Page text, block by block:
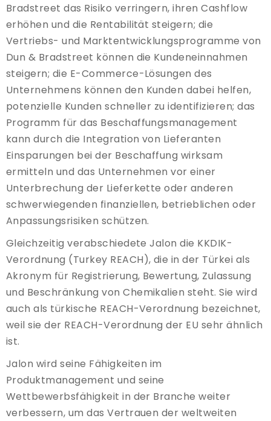
Bradstreet das Risiko verringern, ihren Cashflow
erhöhen und die Rentabilität steigern; die
Vertriebs- und Marktentwicklungsprogramme von
Dun & Bradstreet können die Kundeneinnahmen
steigern; die E-Commerce-Lösungen des
Unternehmens können den Kunden dabei helfen,
potenzielle Kunden schneller zu identifizieren; das
Programm für das Beschaffungsmanagement
kann durch die Integration von Lieferanten
Einsparungen bei der Beschaffung wirksam
ermitteln und das Unternehmen vor einer
Unterbrechung der Lieferkette oder anderen
schwerwiegenden finanziellen, betrieblichen oder
Anpassungsrisiken schützen.
Gleichzeitig verabschiedete Jalon die KKDIK-
Verordnung (Turkey REACH), die in der Türkei als
Akronym für Registrierung, Bewertung, Zulassung
und Beschränkung von Chemikalien steht. Sie wird
auch als türkische REACH-Verordnung bezeichnet,
weil sie der REACH-Verordnung der EU sehr ähnlich
ist.
Jalon wird seine Fähigkeiten im
Produktmanagement und seine
Wettbewerbsfähigkeit in der Branche weiter
verbessern, um das Vertrauen der weltweiten